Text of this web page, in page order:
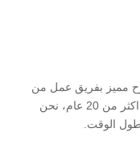
مميز بفريق عمل من
حجامين خبراء،ومتخصصين في الحجامة منذ اكثر من 20 عام، نحن
طول الوقت.